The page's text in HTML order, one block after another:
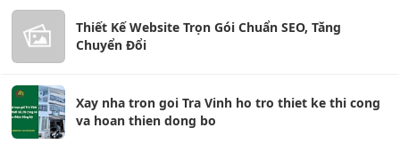
Thiết Kế Website Trọn Gói Chuẩn SEO, Tăng
Chuyển Đổi
Xay nha tron goi Tra Vinh ho tro thiet ke thi cong
va hoan thien dong bo